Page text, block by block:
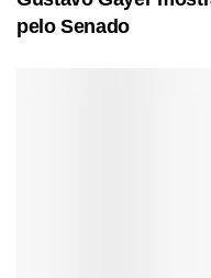
pelo Senado